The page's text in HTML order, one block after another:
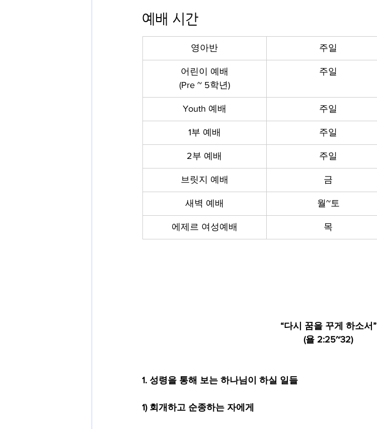
예배 시간
영아반 주일
어린이 예배
(Pre ~ 5학년)
주일
Youth 예배 주일
1부 예배 주일
2부 예배 주일
브릿지 예배 금
새벽 예배 월~토
에제르 여성예배 목
“다시 꿈을 꾸게 하소서”
(욜 2:25~32)
1. 성령을 통해 보는 하나님이 하실 일들
1) 회개하고 순종하는 자에게